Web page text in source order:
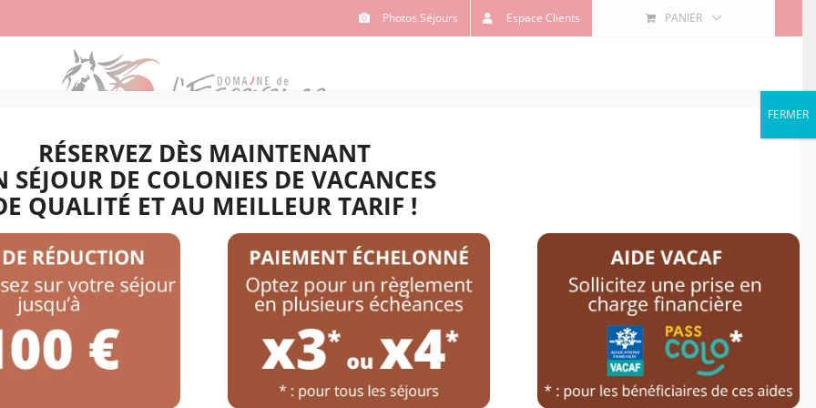
Photos Séjours Espace Clients PANIER
CLUB SÉJOURS ADULTES AUTRES ACTIVITÉS
– Eté 2026 – Lundi 29 juin au dimanche 05 juillet 2026
RÉSERVEZ DÈS MAINTENANT
SÉJOUR DE COLONIES DE VACANCES
QUALITÉ ET AU MEILLEUR TARIF !
FERMER